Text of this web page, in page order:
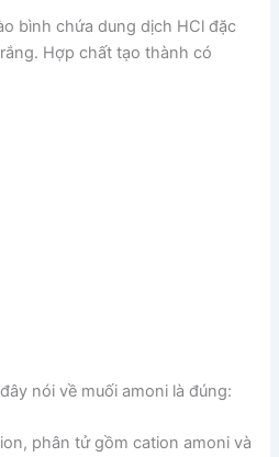
bình chứa dung dịch HCl đặc
Hợp chất tạo thành có
nói về muối amoni là đúng:
phân tử gồm cation amoni và